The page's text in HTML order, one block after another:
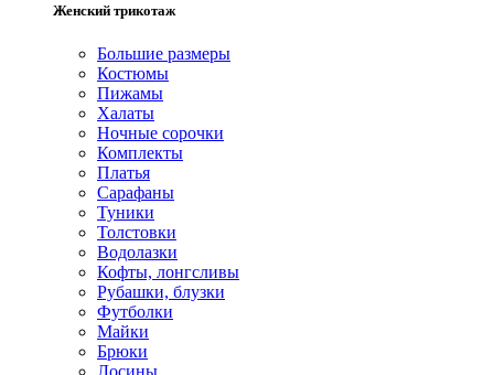
Женский трикотаж
Большие размеры
Костюмы
Пижамы
Халаты
Ночные сорочки
Комплекты
Платья
Сарафаны
Туники
Толстовки
Водолазки
Кофты, лонгсливы
Рубашки, блузки
Футболки
Майки
Брюки
Лосины